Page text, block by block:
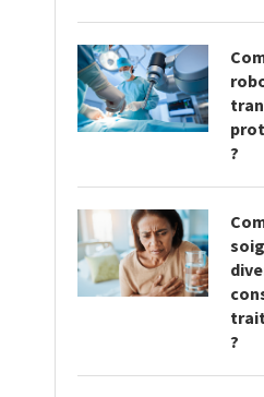
?
?